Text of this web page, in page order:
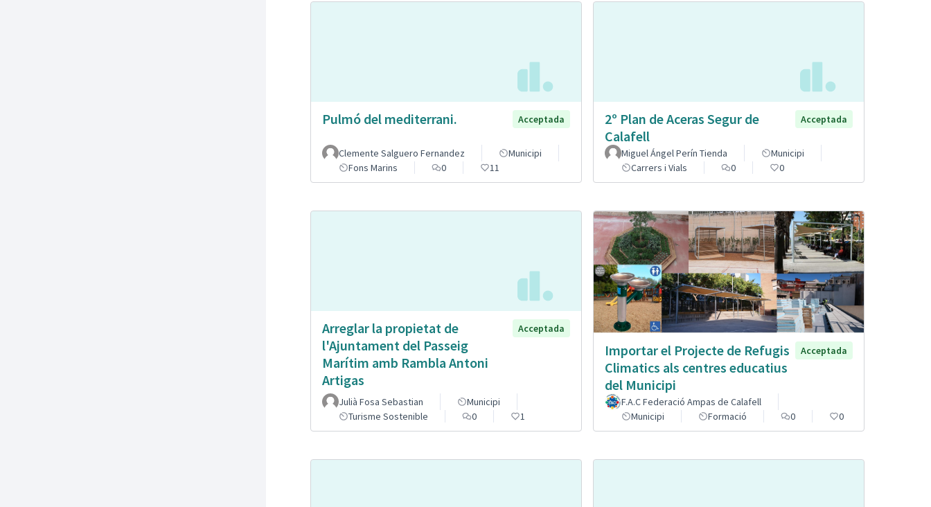
Pulmó del mediterrani. Acceptada
Clemente Salguero Fernandez
Municipi
Fons Marins
0 11
2º Plan de Aceras Segur de
Calafell
Acceptada
Miguel Ángel Perín Tienda
Municipi
Carrers i Vials
0 0
Arreglar la propietat de
l'Ajuntament del Passeig
Marítim amb Rambla Antoni
Artigas
Acceptada
Julià Fosa Sebastian
Municipi
Turisme Sostenible
0 1
Importar el Projecte de Refugis
Climatics als centres educatius
del Municipi
Acceptada
F.A.C Federació Ampas de Calafell
Municipi
Formació 0 0